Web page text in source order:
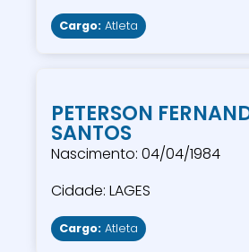
Cargo: Atleta
PETERSON
SANTOS
Nascimento: 04/04/1984
Cidade: LAGES
Cargo: Atleta